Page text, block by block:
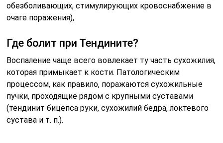
обезболивающих, стимулирующих кровоснабжение в
очаге поражения),
Где болит при Тендините?
Воспаление чаще всего вовлекает ту часть сухожилия,
которая примыкает к кости. Патологическим
процессом, как правило, поражаются сухожильные
пучки, проходящие рядом с крупными суставами
(тендинит бицепса руки, сухожилий бедра, локтевого
сустава и т. п.).